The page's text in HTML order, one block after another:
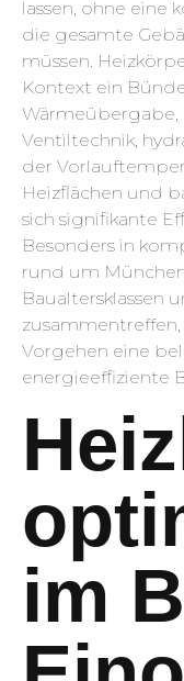
lassen, ohne eine
die gesamte
müssen.
Kontext ein
Ventiltechnik,
der
Heizflächen und
sich signifikante
Besonders in
rund um
Baualtersklassen
Vorgehen eine
energieeffiziente
im